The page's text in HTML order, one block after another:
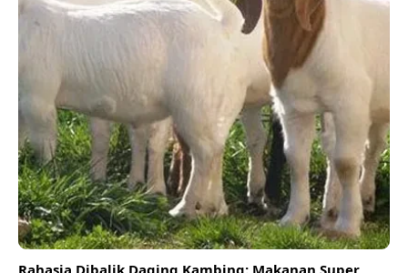
Rahasia Dibalik Daging Kambing: Makanan Super